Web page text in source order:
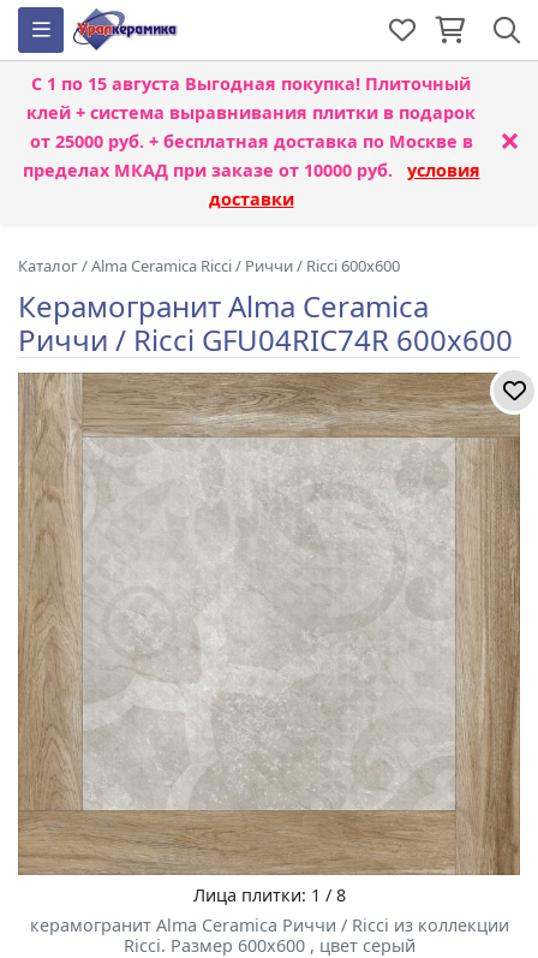
С 1 по 15 августа Выгодная покупка! Плиточный
клей + система выравнивания плитки в подарок
от 25000 руб. + бесплатная доставка по Москве в
пределах МКАД при заказе от 10000 руб. условия
доставки
×
Каталог/Alma Ceramica Ricci/ Риччи / Ricci 600x600
Керамогранит Alma Ceramica
Риччи / Ricci GFU04RIC74R 600x600
Лица плитки: 1 / 8
керамогранит Alma Ceramica Риччи / Ricci из коллекции
Ricci. Размер 600x600 , цвет серый